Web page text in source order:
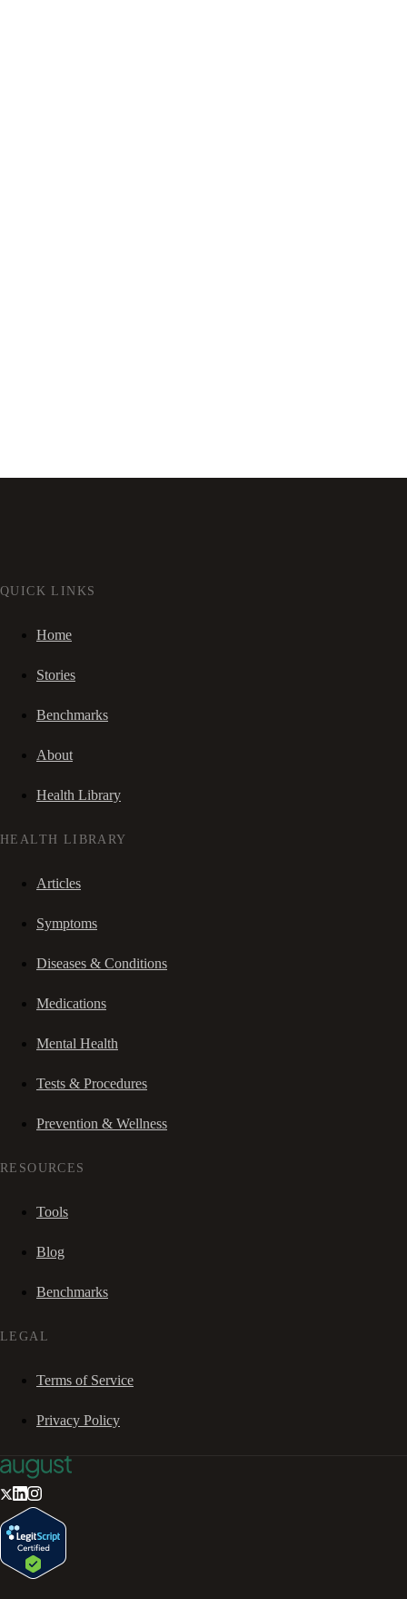
QUICK LINKS
Home
Stories
Benchmarks
About
Health Library
HEALTH LIBRARY
Articles
Symptoms
Diseases & Conditions
Medications
Mental Health
Tests & Procedures
Prevention & Wellness
RESOURCES
Tools
Blog
Benchmarks
LEGAL
Terms of Service
Privacy Policy